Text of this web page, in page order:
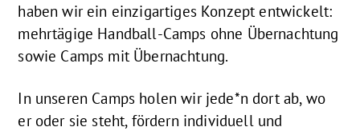
haben wir ein einzigartiges Konzept entwickelt:
mehrtägige Handball-Camps ohne Übernachtung
sowie Camps mit Übernachtung.
In unseren Camps holen wir jede*n dort ab, wo
er oder sie steht, fördern individuell und